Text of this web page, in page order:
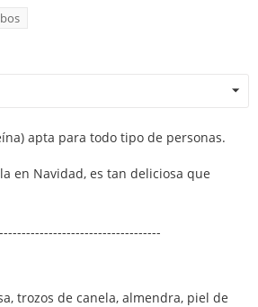
apta para todo tipo de personas.
en Navidad, es tan deliciosa que
trozos de canela, almendra, piel de